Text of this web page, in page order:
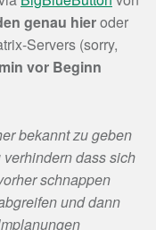
genau hieroder
Servers (sorry,
vor Beginn
bekannt zu geben
dass sich
schnappen
und dann